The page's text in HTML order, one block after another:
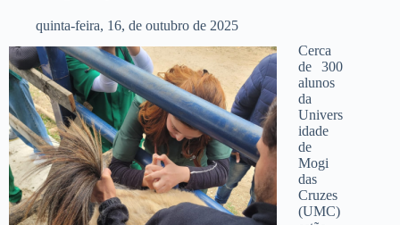
quinta-feira, 16, de outubro de 2025
Cerca
de 300
alunos
da
Univers
idade
de
Mogi
das
Cruzes
(UMC)